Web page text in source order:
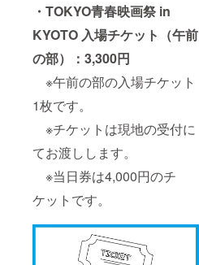
・TOKYO青春映画祭 in
KYOTO 入場チケット（午前
の部）：3,300円
※午前の部の入場チケット
1枚です。
※チケットは現地の受付に
てお渡しします。
※当日券は4,000円のチ
ケットです。